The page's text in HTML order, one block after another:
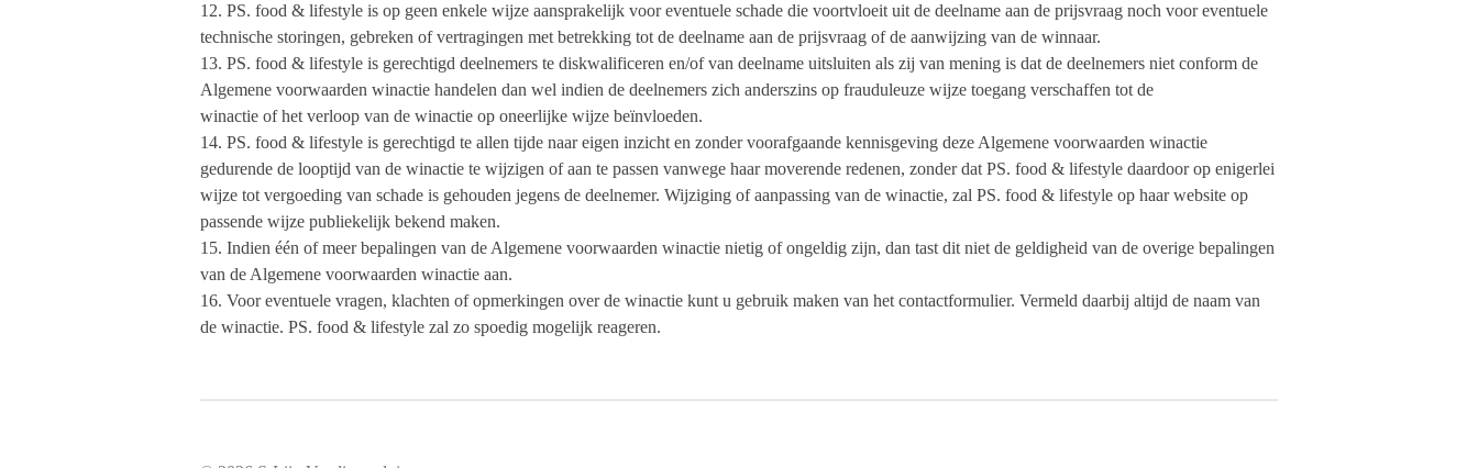
12. PS. food & lifestyle is op geen enkele wijze aansprakelijk voor eventuele schade die voortvloeit uit de deelname aan de prijsvraag noch voor eventuele
technische storingen, gebreken of vertragingen met betrekking tot de deelname aan de prijsvraag of de aanwijzing van de winnaar.
13. PS. food & lifestyle is gerechtigd deelnemers te diskwalificeren en/of van deelname uitsluiten als zij van mening is dat de deelnemers niet conform de
Algemene voorwaarden winactie handelen dan wel indien de deelnemers zich anderszins op frauduleuze wijze toegang verschaffen tot de
winactie of het verloop van de winactie op oneerlijke wijze beïnvloeden.
14. PS. food & lifestyle is gerechtigd te allen tijde naar eigen inzicht en zonder voorafgaande kennisgeving deze Algemene voorwaarden winactie
gedurende de looptijd van de winactie te wijzigen of aan te passen vanwege haar moverende redenen, zonder dat PS. food & lifestyle daardoor op enigerlei
wijze tot vergoeding van schade is gehouden jegens de deelnemer. Wijziging of aanpassing van de winactie, zal PS. food & lifestyle op haar website op
passende wijze publiekelijk bekend maken.
15. Indien één of meer bepalingen van de Algemene voorwaarden winactie nietig of ongeldig zijn, dan tast dit niet de geldigheid van de overige bepalingen
van de Algemene voorwaarden winactie aan.
16. Voor eventuele vragen, klachten of opmerkingen over de winactie kunt u gebruik maken van het contactformulier. Vermeld daarbij altijd de naam van
de winactie. PS. food & lifestyle zal zo spoedig mogelijk reageren.